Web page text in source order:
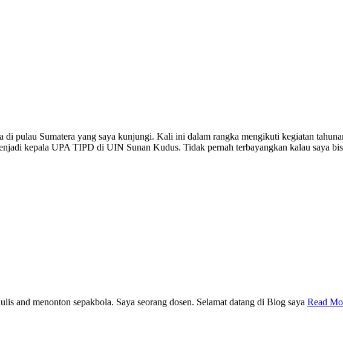
di pulau Sumatera yang saya kunjungi. Kali ini dalam rangka mengikuti kegiatan
kepala UPA TIPD di UIN Sunan Kudus. Tidak pernah terbayangkan kalau saya
and menonton sepakbola. Saya seorang dosen. Selamat datang di Blog saya Read